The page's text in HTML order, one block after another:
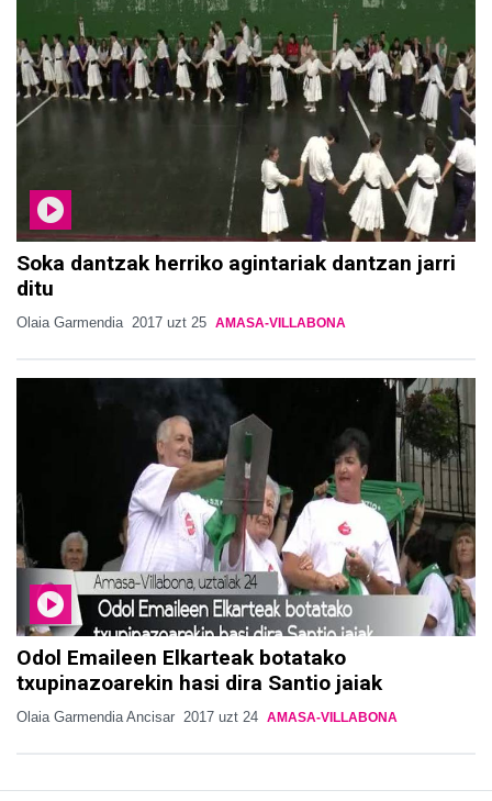
Soka dantzak herriko agintariak dantzan jarri
ditu
Olaia Garmendia 2017 uzt 25 AMASA-VILLABONA
Odol Emaileen Elkarteak botatako
txupinazoarekin hasi dira Santio jaiak
Olaia Garmendia Ancisar 2017 uzt 24 AMASA-VILLABONA